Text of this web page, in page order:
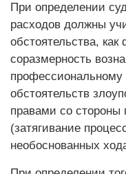
При определении
расходов должны
обстоятельства, как
соразмерность
профессиональному
обстоятельств
правами со стороны
(затягивание
необоснованных